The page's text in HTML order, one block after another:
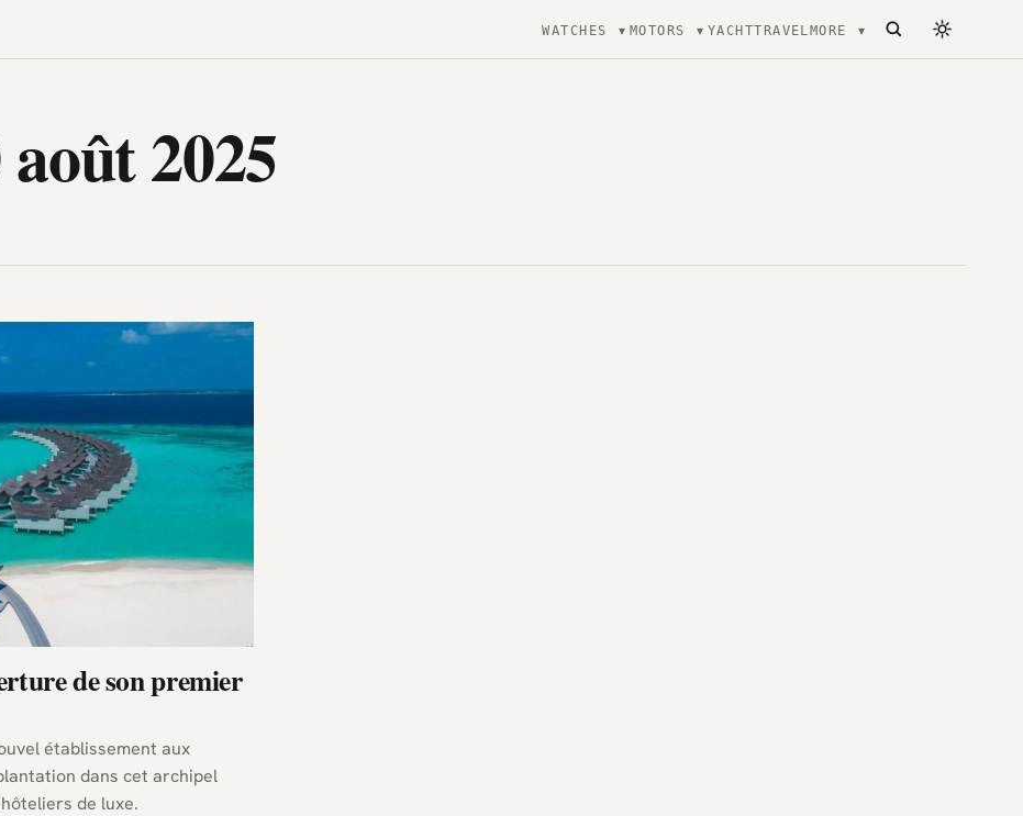
High-Tech, design, gadget, architecture, mode et Luxe
WATCHES MOTORS YACHTTRAVELMORE
2025
de son premier
établissement aux
dans cet archipel
de luxe.